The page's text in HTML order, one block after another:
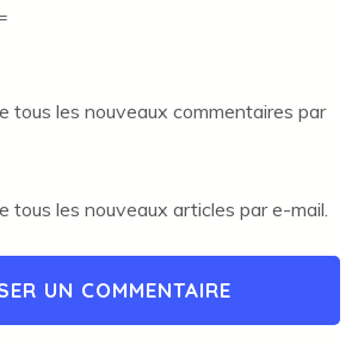
tous les nouveaux commentaires par
tous les nouveaux articles par e-mail.